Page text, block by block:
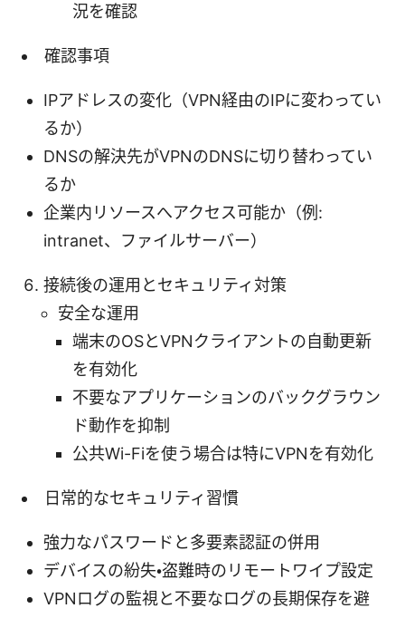
況を確認
確認事項
IPアドレスの変化（VPN経由のIPに変わってい
るか）
DNSの解決先がVPNのDNSに切り替わってい
るか
企業内リソースへアクセス可能か（例:
intranet、ファイルサーバー）
接続後の運用とセキュリティ対策
安全な運用
端末のOSとVPNクライアントの自動更新
を有効化
不要なアプリケーションのバックグラウン
ド動作を抑制
公共Wi-Fiを使う場合は特にVPNを有効化
日常的なセキュリティ習慣
強力なパスワードと多要素認証の併用
デバイスの紛失・盗難時のリモートワイプ設定
VPNログの監視と不要なログの長期保存を避